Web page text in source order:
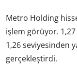
Metro Holding
işlem görüyor. 1,27
1,26 seviyesinden
gerçekleştirdi.